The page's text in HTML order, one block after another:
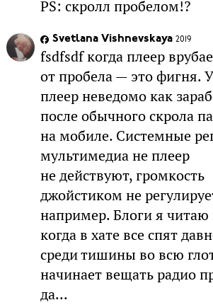
PS: скролл пробелом!?
Svetlana Vishnevskaya 2019
fsdfsdf когда плеер
от пробела — это фигня.
плеер неведомо как
после обычного скрола
на мобиле. Системные
мультимедиа не плеер
не действуют, громкость
джойстиком не
например. Блоги я
когда в хате все спят
среди тишины во всю
начинает вещать радио
да...